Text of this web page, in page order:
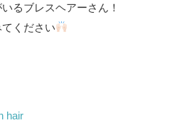
るブレスヘアーさん！
ください
hair